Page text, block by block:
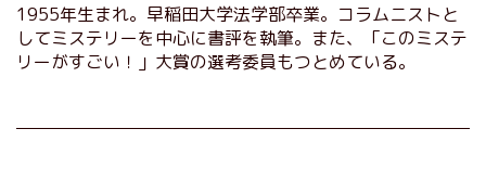
1955年生まれ。早稲田大学法学部卒業。コラムニストと
してミステリーを中心に書評を執筆。また、「このミステ
リーがすごい！」大賞の選考委員もつとめている。